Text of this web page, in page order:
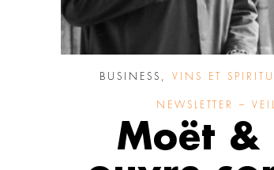
BUSINESS VINS ET
NEWSLETTER –
Moët &